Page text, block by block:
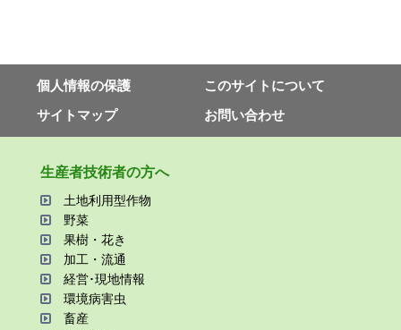
個⼈情報の保護
このサイトについて
サイトマップ
お問い合わせ
⽣産者技術者の⽅へ
⼟地利⽤型作物
野菜
果樹・花き
加⼯・流通
経営･現地情報
環境病害⾍
畜産